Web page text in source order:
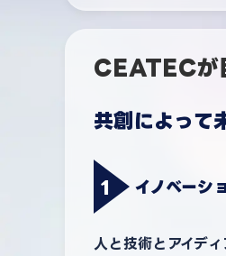
CEATECが
共創によって
イノベーシ
人と技術とアイデ